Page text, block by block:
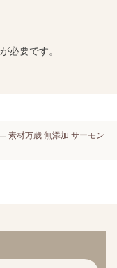
が必要です。
素材万歳 無添加 サーモン